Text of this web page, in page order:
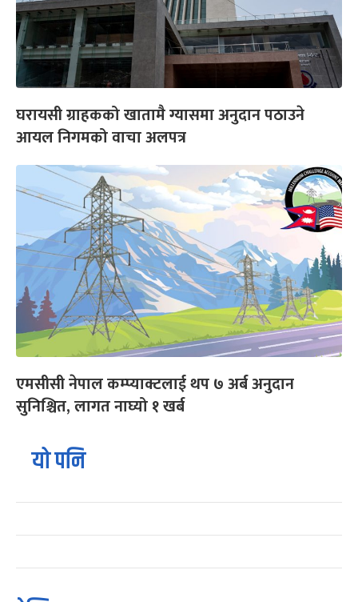
घरायसी ग्राहकको खातामै ग्यासमा अनुदान पठाउने
आयल निगमको वाचा अलपत्र
एमसीसी नेपाल कम्प्याक्टलाई थप ७ अर्ब अनुदान
सुनिश्चित, लागत नाघ्यो १ खर्ब
यो पनि